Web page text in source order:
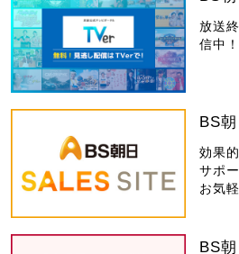
放送
信中
BS
効果
サポー
お気
BS